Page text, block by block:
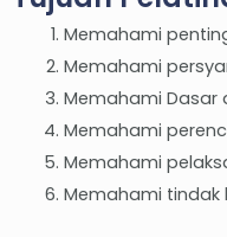
Memahami
Memahami
Memahami Dasar
Memahami
Memahami
Memahami tindak